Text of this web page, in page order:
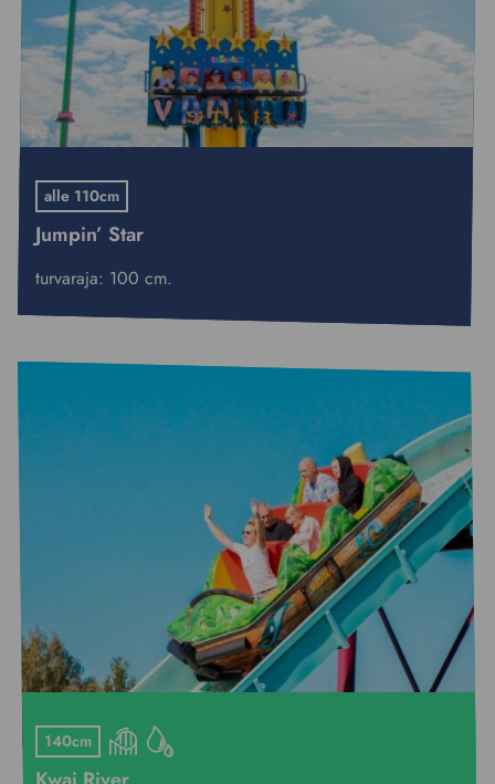
alle 110cm
Jumpin’ Star
turvaraja: 100 cm.
140cm